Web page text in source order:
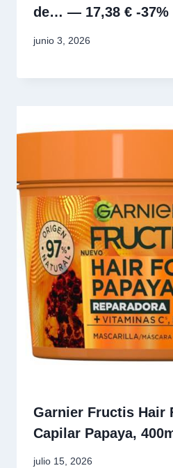
de… — 17,38 € -37%
junio 3, 2026
Garnier Fructis Hair
Capilar Papaya,
julio 15, 2026